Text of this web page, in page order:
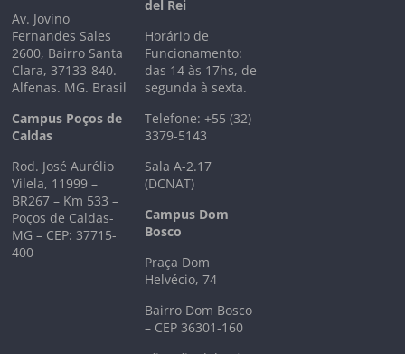
Av. Jovino
Fernandes Sales
2600, Bairro Santa
Clara, 37133-840.
Alfenas. MG. Brasil
Campus Poços de
Caldas
Rod. José Aurélio
Vilela, 11999 –
BR267 – Km 533 –
Poços de Caldas-
MG – CEP: 37715-
400
del Rei
Horário de
Funcionamento:
das 14 às 17hs, de
segunda à sexta.
Telefone: +55 (32)
3379-5143
Sala A-2.17
(DCNAT)
Campus Dom
Bosco
Praça Dom
Helvécio, 74
Bairro Dom Bosco
– CEP 36301-160